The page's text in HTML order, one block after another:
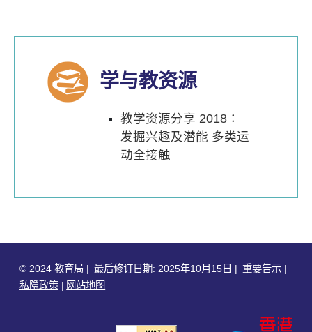
学与教资源
教学资源分享 2018∶
发掘兴趣及潜能 多类运
动全接触
© 2024 教育局 最后修订日期: 2025年10月15日
重要告示
私隐政策
网站地图